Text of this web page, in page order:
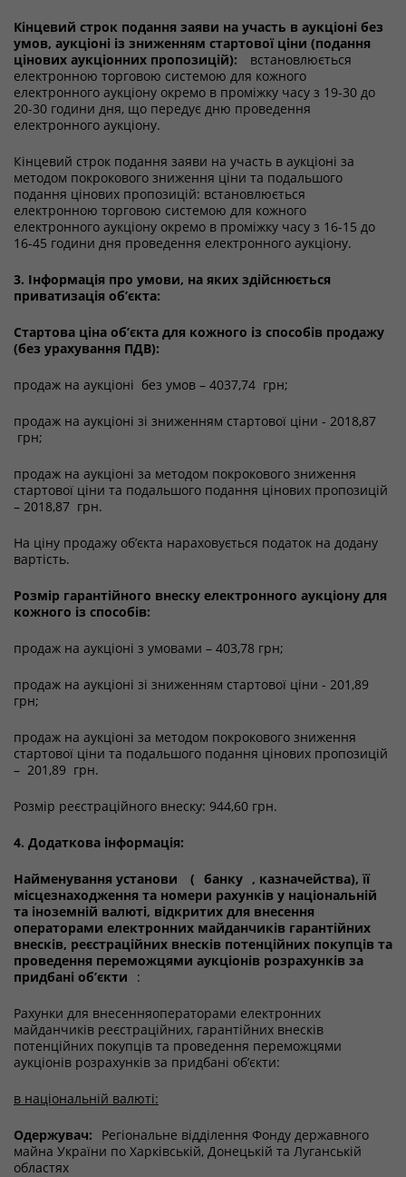
Кінцевий строк подання заяви на участь в аукціоні без
умов, аукціоні із зниженням стартової ціни (подання
цінових аукціонних пропозицій):
встановлюється
електронною торговою системою для кожного
електронного аукціону окремо в проміжку часу з 19-30 до
20-30 години дня, що передує дню проведення
електронного аукціону.
Кінцевий строк подання заяви на участь в аукціоні за
методом покрокового зниження ціни та подальшого
подання цінових пропозицій: встановлюється
електронною торговою системою для кожного
електронного аукціону окремо в проміжку часу з 16-15 до
16-45 години дня проведення електронного аукціону.
3. Інформація про умови, на яких здійснюється
приватизація об’єкта:
Стартова ціна об’єкта для кожного із способів продажу
(без урахування ПДВ):
продаж на аукціоні без умов – 4037,74 грн;
продаж на аукціоні зі зниженням стартової ціни - 2018,87
грн;
продаж на аукціоні за методом покрокового зниження
стартової ціни та подальшого подання цінових пропозицій
– 2018,87 грн.
На ціну продажу об’єкта нараховується податок на додану
вартість.
Розмір гарантійного внеску електронного аукціону для
кожного із способів:
продаж на аукціоні з умовами – 403,78 грн;
продаж на аукціоні зі зниженням стартової ціни - 201,89
грн;
продаж на аукціоні за методом покрокового зниження
стартової ціни та подальшого подання цінових пропозицій
– 201,89 грн.
Розмір реєстраційного внеску: 944,60 грн.
4. Додаткова інформація:
Найменування установи ( банку , казначейства), її
місцезнаходження та номери рахунків у національній
та іноземній валюті, відкритих для внесення
операторами електронних майданчиків гарантійних
внесків, реєстраційних внесків потенційних покупців та
проведення переможцями аукціонів розрахунків за
придбані об’єкти
:
Рахунки для внесенняоператорами електронних
майданчиків реєстраційних, гарантійних внесків
потенційних покупців та проведення переможцями
аукціонів розрахунків за придбані об’єкти:
в національній валюті:
Одержувач:
Регіональне відділення Фонду державного
майна України по Харківській, Донецькій та Луганській
областях